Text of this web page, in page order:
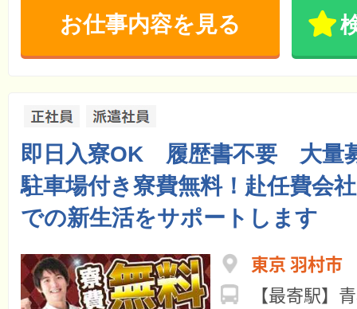
お仕事内容を見る
即日入寮OK 履歴書不要 大量
駐車場付き寮費無料！赴任費会
での新生活をサポートします
東京 羽村市
【最寄駅】